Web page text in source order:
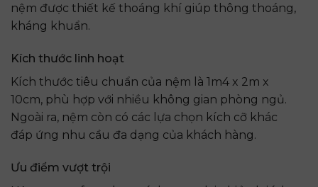
nệm được thiết kế thoáng khí giúp thông thoáng,
kháng khuẩn.
Kích thước linh hoạt
Kích thước tiêu chuẩn của nệm là 1m4 x 2m x
10cm, phù hợp với nhiều không gian phòng ngủ.
Ngoài ra, nệm còn có các lựa chọn kích cỡ khác
đáp ứng nhu cầu đa dạng của khách hàng.
Ưu điểm vượt trội